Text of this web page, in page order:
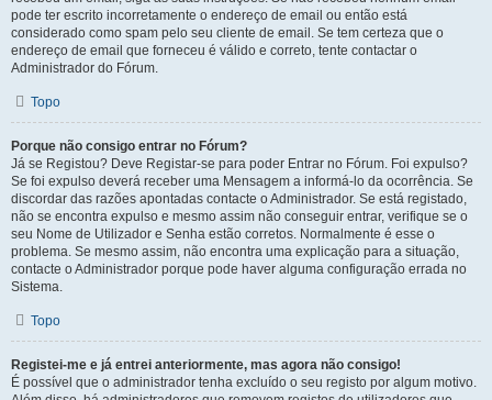
pode ter escrito incorretamente o endereço de email ou então está
considerado como spam pelo seu cliente de email. Se tem certeza que o
endereço de email que forneceu é válido e correto, tente contactar o
Administrador do Fórum.
Topo
Porque não consigo entrar no Fórum?
Já se Registou? Deve Registar-se para poder Entrar no Fórum. Foi expulso?
Se foi expulso deverá receber uma Mensagem a informá-lo da ocorrência. Se
discordar das razões apontadas contacte o Administrador. Se está registado,
não se encontra expulso e mesmo assim não conseguir entrar, verifique se o
seu Nome de Utilizador e Senha estão corretos. Normalmente é esse o
problema. Se mesmo assim, não encontra uma explicação para a situação,
contacte o Administrador porque pode haver alguma configuração errada no
Sistema.
Topo
Registei-me e já entrei anteriormente, mas agora não consigo!
É possível que o administrador tenha excluído o seu registo por algum motivo.